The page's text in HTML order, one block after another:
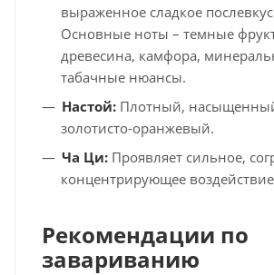
выраженное сладкое
Основные ноты – темные
древесина, камфора,
табачные нюансы.
Настой: Плотный,
золотисто-оранжевый.
Ча Ци: Проявляет сильное,
концентрирующее
Рекомендации по
завариванию